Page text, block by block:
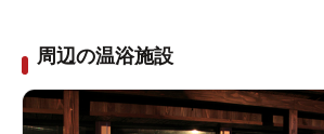
周辺の温浴施設